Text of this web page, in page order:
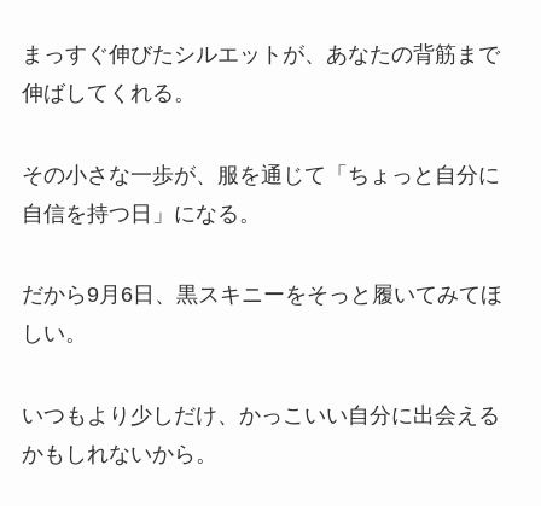
まっすぐ伸びたシルエットが、あなたの背筋まで
伸ばしてくれる。
その小さな一歩が、服を通じて「ちょっと自分に
自信を持つ日」になる。
だから9月6日、黒スキニーをそっと履いてみてほ
しい。
いつもより少しだけ、かっこいい自分に出会える
かもしれないから。